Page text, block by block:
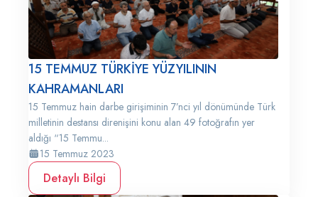
15 TEMMUZ TÜRKİYE YÜZYILININ
KAHRAMANLARI
15 Temmuz hain darbe girişiminin 7’nci yıl dönümünde Türk
milletinin destansı direnişini konu alan 49 fotoğrafın yer
aldığı “15 Temmu...
15 Temmuz 2023
Detaylı Bilgi